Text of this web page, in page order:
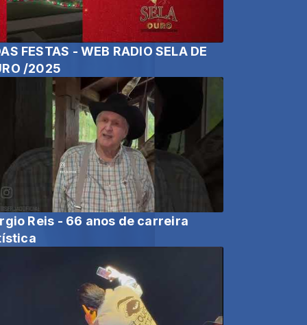
FESTAS - WEB RADIO SELA DE
/2025
Reis - 66 anos de carreira